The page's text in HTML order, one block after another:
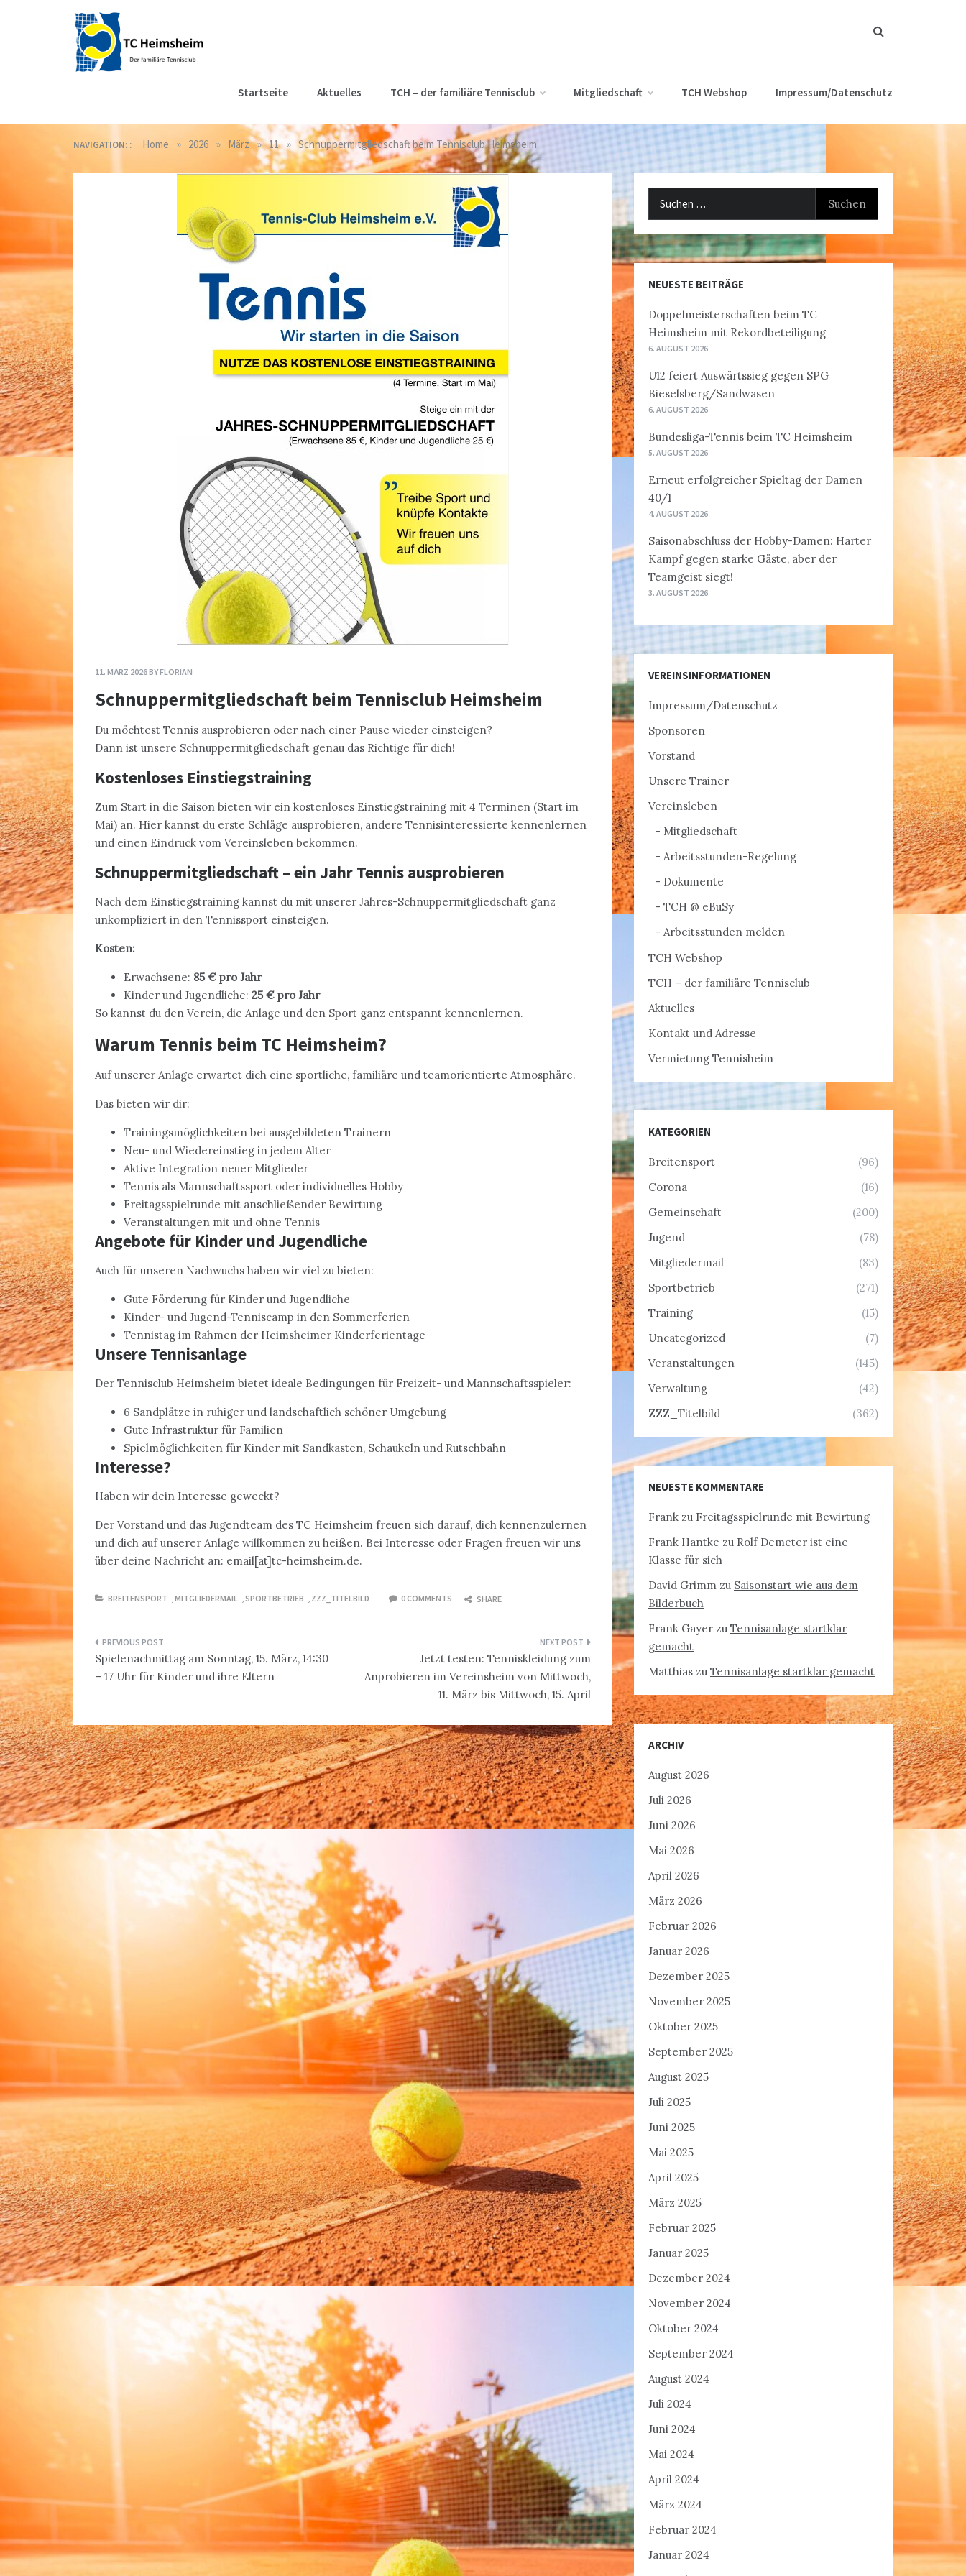
Startseite Aktuelles TCH – der familiäre Tennisclub Mitgliedschaft TCH Webshop Impressum/Datenschutz
NAVIGATION: : Home » 2026 » März » 11 » Schnuppermitgliedschaft beim Tennisclub Heimsheim
11. MÄRZ 2026BYFLORIAN
Schnuppermitgliedschaft beim Tennisclub Heimsheim
Du möchtest Tennis ausprobieren oder nach einer Pause wieder einsteigen?
Dann ist unsere Schnuppermitgliedschaft genau das Richtige für dich!
Kostenloses Einstiegstraining
Zum Start in die Saison bieten wir ein kostenloses Einstiegstraining mit 4 Terminen (Start im
Mai) an. Hier kannst du erste Schläge ausprobieren, andere Tennisinteressierte kennenlernen
und einen Eindruck vom Vereinsleben bekommen.
Schnuppermitgliedschaft – ein Jahr Tennis ausprobieren
Nach dem Einstiegstraining kannst du mit unserer Jahres-Schnuppermitgliedschaft ganz
unkompliziert in den Tennissport einsteigen.
Kosten:
Erwachsene: 85 € pro Jahr
Kinder und Jugendliche: 25 € pro Jahr
So kannst du den Verein, die Anlage und den Sport ganz entspannt kennenlernen.
Warum Tennis beim TC Heimsheim?
Auf unserer Anlage erwartet dich eine sportliche, familiäre und teamorientierte Atmosphäre.
Das bieten wir dir:
Trainingsmöglichkeiten bei ausgebildeten Trainern
Neu- und Wiedereinstieg in jedem Alter
Aktive Integration neuer Mitglieder
Tennis als Mannschaftssport oder individuelles Hobby
Freitagsspielrunde mit anschließender Bewirtung
Veranstaltungen mit und ohne Tennis
Angebote für Kinder und Jugendliche
Auch für unseren Nachwuchs haben wir viel zu bieten:
Gute Förderung für Kinder und Jugendliche
Kinder- und Jugend-Tenniscamp in den Sommerferien
Tennistag im Rahmen der Heimsheimer Kinderferientage
Unsere Tennisanlage
Der Tennisclub Heimsheim bietet ideale Bedingungen für Freizeit- und Mannschaftsspieler:
6 Sandplätze in ruhiger und landschaftlich schöner Umgebung
Gute Infrastruktur für Familien
Spielmöglichkeiten für Kinder mit Sandkasten, Schaukeln und Rutschbahn
Interesse?
Haben wir dein Interesse geweckt?
Der Vorstand und das Jugendteam des TC Heimsheim freuen sich darauf, dich kennenzulernen
und dich auf unserer Anlage willkommen zu heißen. Bei Interesse oder Fragen freuen wir uns
über deine Nachricht an: email[at]tc-heimsheim.de.
BREITENSPORT ,MITGLIEDERMAIL ,SPORTBETRIEB , ZZZ_TITELBILD 0 COMMENTS SHARE
Beitragsnavigation
Spielenachmittag am Sonntag, 15. März, 14:30
– 17 Uhr für Kinder und ihre Eltern
Jetzt testen: Tenniskleidung zum
Anprobieren im Vereinsheim von Mittwoch,
11. März bis Mittwoch, 15. April
NEUESTE BEITRÄGE
Doppelmeisterschaften beim TC
Heimsheim mit Rekordbeteiligung
6. AUGUST 2026
U12 feiert Auswärtssieg gegen SPG
Bieselsberg/Sandwasen
6. AUGUST 2026
Bundesliga-Tennis beim TC Heimsheim
5. AUGUST 2026
Erneut erfolgreicher Spieltag der Damen
40/1
4. AUGUST 2026
Saisonabschluss der Hobby-Damen: Harter
Kampf gegen starke Gäste, aber der
Teamgeist siegt!
3. AUGUST 2026
VEREINSINFORMATIONEN
Impressum/Datenschutz
Sponsoren
Vorstand
Unsere Trainer
Vereinsleben
Mitgliedschaft
Arbeitsstunden-Regelung
Dokumente
TCH @ eBuSy
Arbeitsstunden melden
TCH Webshop
TCH – der familiäre Tennisclub
Aktuelles
Kontakt und Adresse
Vermietung Tennisheim
KATEGORIEN
Breitensport
(96)
Corona
(16)
Gemeinschaft
(200)
Jugend
(78)
Mitgliedermail
(83)
Sportbetrieb
(271)
Training
(15)
Uncategorized
(7)
Veranstaltungen
(145)
Verwaltung
(42)
ZZZ_Titelbild
(362)
NEUESTE KOMMENTARE
Frank zu Freitagsspielrunde mit Bewirtung
Frank Hantke zu Rolf Demeter ist eine
Klasse für sich
David Grimm zu Saisonstart wie aus dem
Bilderbuch
Frank Gayer zu Tennisanlage startklar
gemacht
Matthias zu Tennisanlage startklar gemacht
ARCHIV
August 2026
Juli 2026
Juni 2026
Mai 2026
April 2026
März 2026
Februar 2026
Januar 2026
Dezember 2025
November 2025
Oktober 2025
September 2025
August 2025
Juli 2025
Juni 2025
Mai 2025
April 2025
März 2025
Februar 2025
Januar 2025
Dezember 2024
November 2024
Oktober 2024
September 2024
August 2024
Juli 2024
Juni 2024
Mai 2024
April 2024
März 2024
Februar 2024
Januar 2024